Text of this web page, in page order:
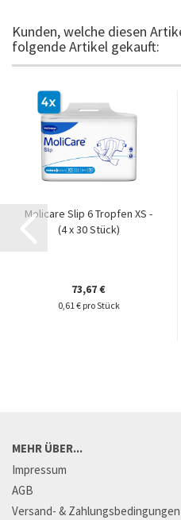
Kunden, welche diesen
folgende Artikel gekauft:
Molicare Slip 6 Tropfen XS -
(4 x 30 Stück)
73,67 €
0,61 € pro Stück
MEHR ÜBER...
Impressum
AGB
Versand- & Zahlungsbedingungen